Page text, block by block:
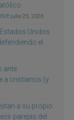
julio 25, 2026
Unidos
el
ante
a cristianos (y
a su propio
parejas del